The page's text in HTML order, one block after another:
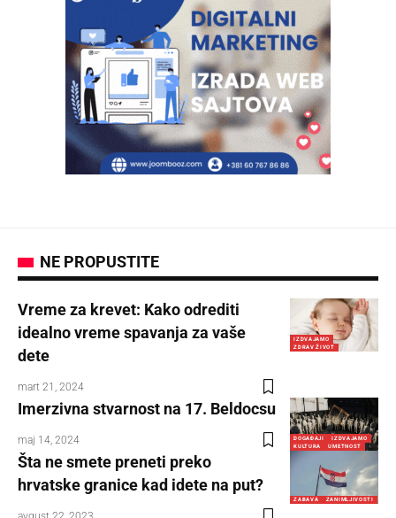
NE PROPUSTITE
IZDVAJAMO
ZDRAV ŽIVOT
Vreme za krevet: Kako odrediti
idealno vreme spavanja za vaše
dete
mart 21, 2024
DOGAĐAJI
IZDVAJAMO
KULTURA
UMETNOST
Imerzivna stvarnost na 17. Beldocsu
maj 14, 2024
ZABAVA ZANIMLJIVOSTI
Šta ne smete preneti preko
hrvatske granice kad idete na put?